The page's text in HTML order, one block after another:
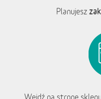
Planujesz
Wejdź na stronę